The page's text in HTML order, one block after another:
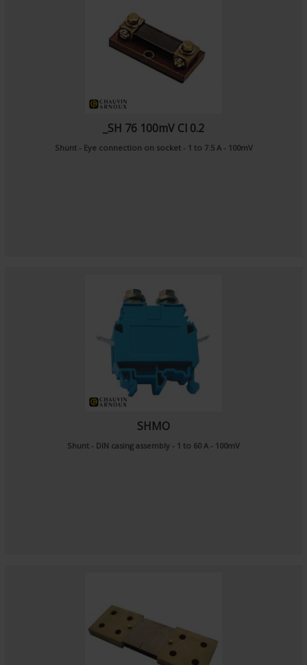
_SH 76 100mV Cl 0.2
Shunt - Eye connection on socket - 1 to 7.5 A - 100mV
SHMO
Shunt - DIN casing assembly - 1 to 60 A - 100mV